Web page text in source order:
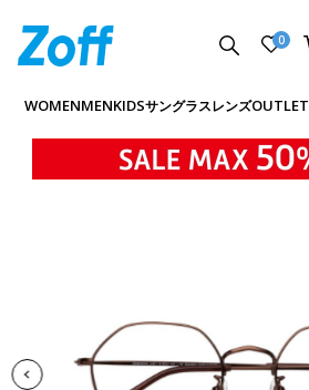
0
WOMENMENKIDSサングラスレンズOUTLET
商品詳細ページへ